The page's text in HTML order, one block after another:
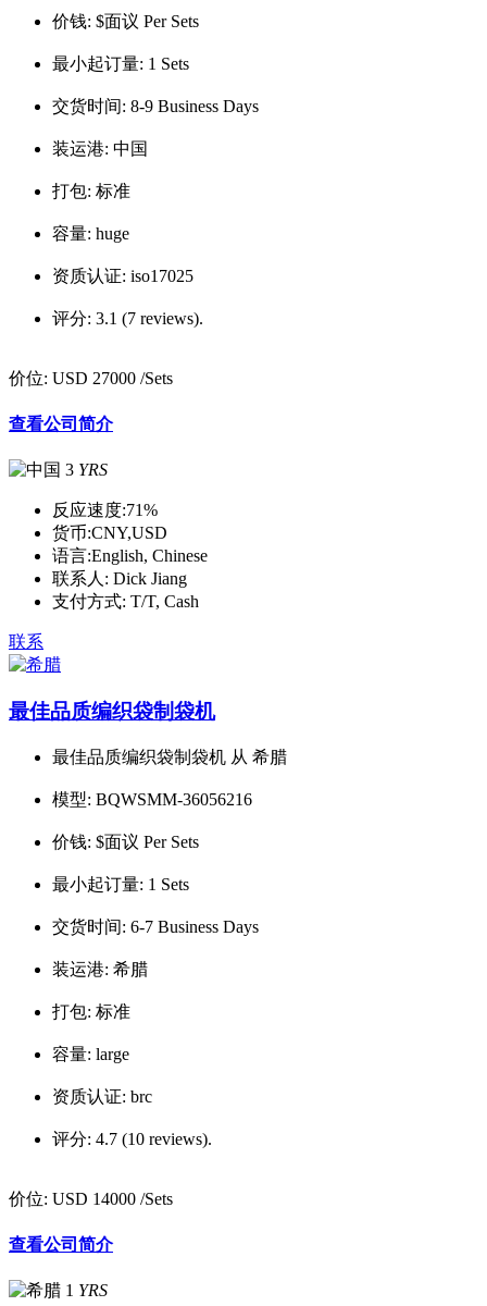
价钱: $面议 Per Sets
最小起订量: 1 Sets
交货时间: 8-9 Business Days
装运港: 中国
打包: 标准
容量: huge
资质认证: iso17025
评分: 3.1 (7 reviews).
价位: USD 27000 /Sets
查看公司简介
3 YRS
反应速度:71%
货币:CNY,USD
语言:English, Chinese
联系人: Dick Jiang
支付方式: T/T, Cash
联系
最佳品质编织袋制袋机
最佳品质编织袋制袋机 从 希腊
模型: BQWSMM-36056216
价钱: $面议 Per Sets
最小起订量: 1 Sets
交货时间: 6-7 Business Days
装运港: 希腊
打包: 标准
容量: large
资质认证: brc
评分: 4.7 (10 reviews).
价位: USD 14000 /Sets
查看公司简介
1 YRS